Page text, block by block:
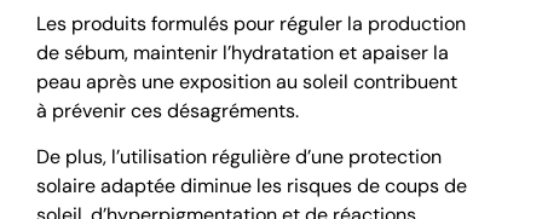
Les produits formulés pour réguler la production
de sébum, maintenir l’hydratation et apaiser la
peau après une exposition au soleil contribuent
à prévenir ces désagréments.
De plus, l’utilisation régulière d’une protection
solaire adaptée diminue les risques de coups de